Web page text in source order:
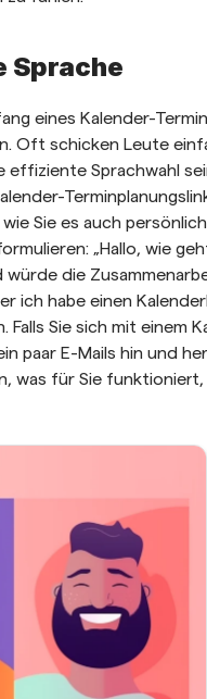
Sprache
eines Kalender-
Oft schicken Leute
effiziente Sprachwahl
Sie es auch
„Hallo, wie
die
ich habe einen
Sie sich mit einem
paar E-Mails hin und
was für Sie